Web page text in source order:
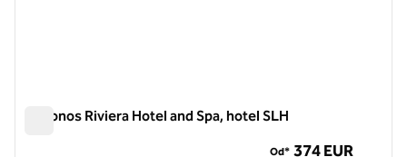
Mykonos Riviera Hotel and Spa, hotel SLH
Od* 374 EUR